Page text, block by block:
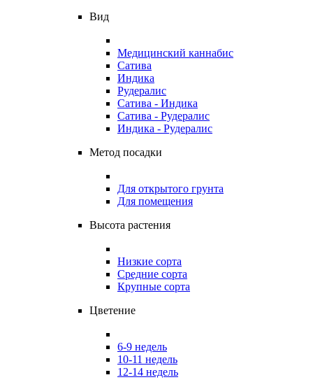
Вид
Медицинский каннабис
Сатива
Индика
Рудералис
Сатива - Индика
Сатива - Рудералис
Индика - Рудералис
Метод посадки
Для открытого грунта
Для помещения
Высота растения
Низкие сорта
Средние сорта
Крупные сорта
Цветение
6-9 недель
10-11 недель
12-14 недель